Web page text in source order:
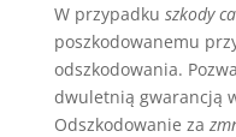
W przypadku szkody
poszkodowanemu
odszkodowania.
dwuletnią gwarancją
Odszkodowanie za